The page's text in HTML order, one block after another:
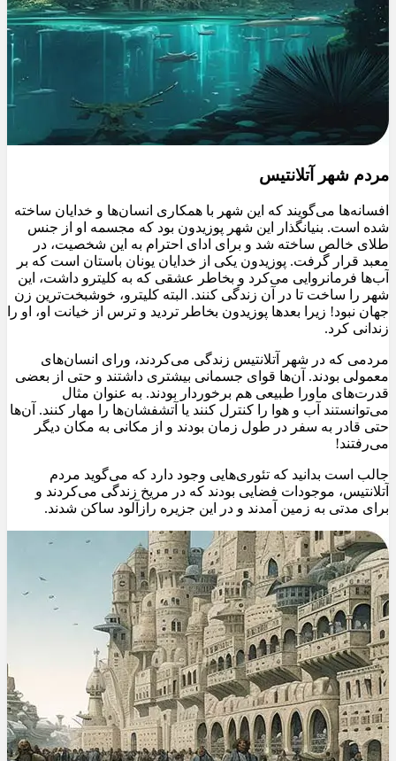
مردم شهر آتلانتیس
افسانه‌ها می‌گویند که این شهر با همکاری انسان‌ها و خدایان ساخته
شده است. بنیانگذار این شهر پوزیدون بود که مجسمه او از جنس
طلای خالص ساخته شد و برای ادای احترام به این شخصیت، در
معبد قرار گرفت. پوزیدون یکی از خدایان یونان باستان است که بر
آب‌ها فرمانروایی می‌کرد و بخاطر عشقی که به کلیترو داشت، این
شهر را ساخت تا در آن زندگی کنند. البته کلیترو، خوشبخت‌ترین زن
جهان نبود! زیرا بعدها پوزیدون بخاطر تردید و ترس از خیانت او، او را
زندانی کرد.
مردمی که در شهر آتلانتیس زندگی می‌کردند، ورای انسان‌های
معمولی بودند. آن‌ها قوای جسمانی بیشتری داشتند و حتی از بعضی
قدرت‌های ماورا طبیعی هم برخوردار بودند. به عنوان مثال
می‌توانستند آب و هوا را کنترل کنند یا آتشفشان‌ها را مهار کنند. آن‌ها
حتی قادر به سفر در طول زمان بودند و از مکانی به مکان دیگر
می‌رفتند!
جالب است بدانید که تئوری‌هایی وجود دارد که می‌گوید مردم
آتلانتیس، موجودات فضایی بودند که در مریخ زندگی می‌کردند و
برای مدتی به زمین آمدند و در این جزیره رازآلود ساکن شدند.